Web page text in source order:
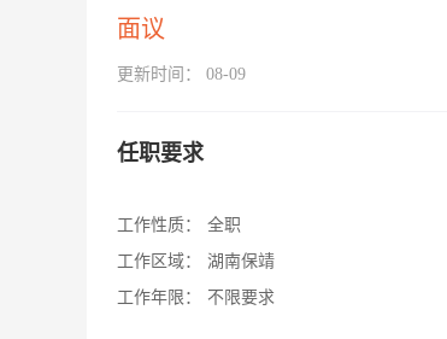
面议
更新时间： 08-09
任职要求
工作性质：
全职
工作区域：
湖南保靖
工作年限：
不限要求